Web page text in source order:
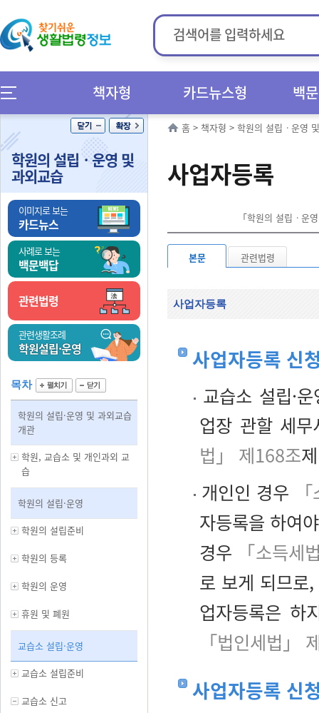
책자형 카드뉴스형 백
학원의 설립ㆍ운영 및
과외교습
이미지로 보는
카드뉴스
사례로 보는
백문백답
관련법령
관련생활조례
학원설립·운영
목차
학원의 설립·운영 및 과외교습
개관
학원, 교습소 및 개인과외 교
습
학원의 설립·운영
학원의 설립준비
학원의 등록
학원의 운영
휴원 및 폐원
교습소 설립·운영
교습소 설립준비
교습소 신고
홈 > 책자형 > 학원의 설립ㆍ운영
사업자등록
「학원의 설립ㆍ운
본문 관련법령
사업자등록
사업자등록 신
교습소 설립·
업장 관할 세
법」 제168조
개인인 경우
자등록을 하여
경우
「소득세
로 보게 되므
업자등록은 하
「법인세법」
사업자등록 신